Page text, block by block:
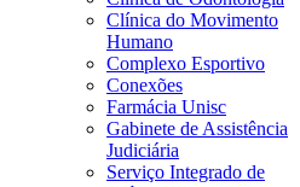
Clínica do Movimento
Humano
Complexo Esportivo
Conexões
Farmácia Unisc
Gabinete de Assistência
Judiciária
Serviço Integrado de